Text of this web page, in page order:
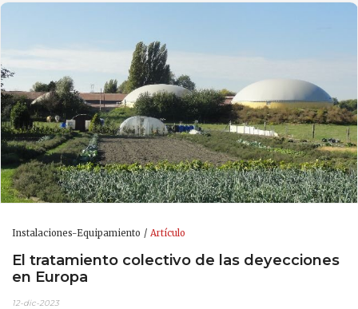
Instalaciones-Equipamiento Artículo
El tratamiento colectivo de las deyecciones
en Europa
12-dic-2023